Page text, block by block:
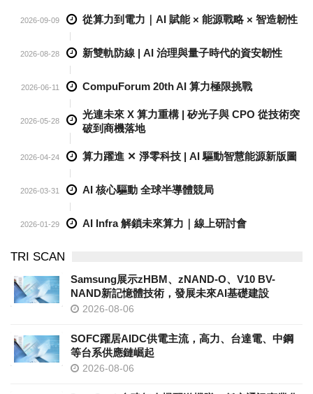
2026-09-09 從算力到電力｜AI 賦能 × 能源戰略 × 智造韌性
2026-08-28 新雙軌防線 | AI 治理與量子時代的資安韌性
2026-06-11 CompuForum 20th AI 算力極限挑戰
2026-05-28
光連未來 X 算力重構 | 矽光子與 CPO 從技術突
破到商機落地
2026-04-24 算力躍進 ✕ 淨零科技 | AI 驅動智慧能源新版圖
2026-03-31 AI 核心驅動 全球半導體競局
2026-01-29 AI Infra 解鎖未來算力｜線上研討會
TRI SCAN
Samsung展示zHBM、zNAND-O、V10 BV-
NAND新記憶體技術，發展未來AI基礎建設
2026-08-06
SOFC躍居AIDC供電主流，高力、台達電、中鋼
等台系供應鏈崛起
2026-08-06